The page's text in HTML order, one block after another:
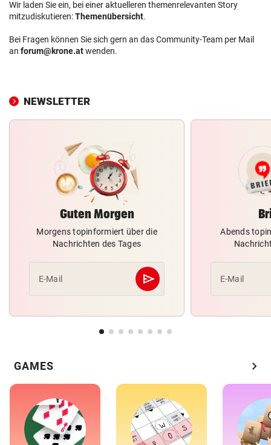
Wir laden Sie ein, bei einer aktuelleren themenrelevanten Story
mitzudiskutieren:Themenübersicht.
Bei Fragen können Sie sich gern an das Community-Team per Mail
an forum@krone.atwenden.
NEWSLETTER
Guten Morgen
Morgens topinformiert über die
Nachrichten des Tages
E-Mail send
Abschicken
Abends
E-Mail
GAMES chevron_right